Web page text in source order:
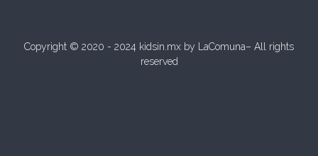
Copyright © 2020 - 2024 kidsin.mx by LaComuna– All rights
reserved